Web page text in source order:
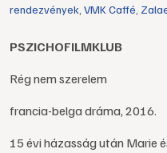
rendezvények VMK Caffé
PSZICHOFILMKLUB
Rég nem szerelem
francia-belga dráma, 2016.
15 évi házasság után Marie